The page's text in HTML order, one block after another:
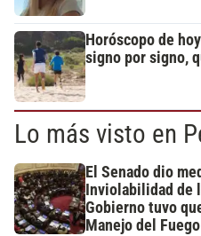
Horóscopo de
signo por signo,
Lo más visto en
El Senado dio
Inviolabilidad de
Gobierno tuvo
Manejo del Fuego